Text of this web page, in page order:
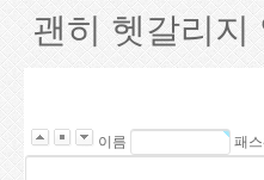
괜히 헷갈리지
이름 패